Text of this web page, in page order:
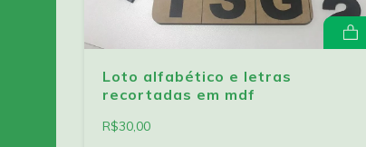
Loto alfabético e letras
recortadas em mdf
R$30,00